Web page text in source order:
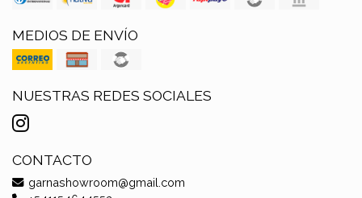
MEDIOS DE ENVÍO
NUESTRAS REDES SOCIALES
CONTACTO
garnashowroom@gmail.com